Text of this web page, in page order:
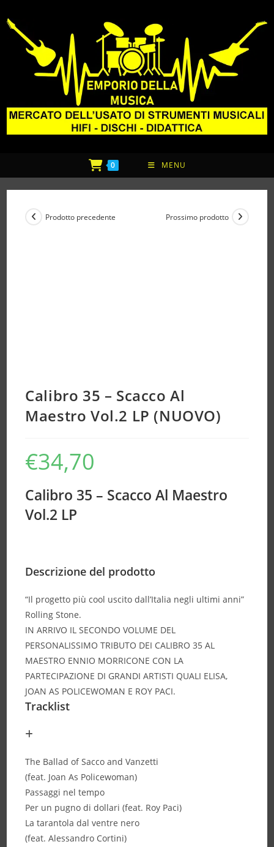
0 MENU
Prodotto precedente Prossimo prodotto
Calibro 35 – Scacco Al
Maestro Vol.2 LP (NUOVO)
€34,70
Calibro 35 – Scacco Al Maestro
Vol.2 LP
Descrizione del prodotto
“Il progetto più cool uscito dall’Italia negli ultimi anni”
Rolling Stone.
IN ARRIVO IL SECONDO VOLUME DEL
PERSONALISSIMO TRIBUTO DEI CALIBRO 35 AL
MAESTRO ENNIO MORRICONE CON LA
PARTECIPAZIONE DI GRANDI ARTISTI QUALI ELISA,
JOAN AS POLICEWOMAN E ROY PACI.
Tracklist
The Ballad of Sacco and Vanzetti
(feat. Joan As Policewoman)
Passaggi nel tempo
Per un pugno di dollari (feat. Roy Paci)
La tarantola dal ventre nero
(feat. Alessandro Cortini)